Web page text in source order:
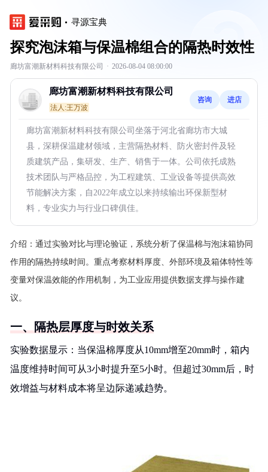
寻源宝典
探究泡沫箱与保温棉组合的隔热时效性
廊坊富潮新材料科技有限公司 · 2026-08-04 08:00:00
廊坊富潮新材料科技有限公司
法人:王万波
咨询 进店
廊坊富潮新材料科技有限公司坐落于河北省廊坊市大城
县，深耕保温建材领域，主营隔热材料、防火密封件及轻
质建筑产品，集研发、生产、销售于一体。公司依托成熟
技术团队与严格品控，为工程建筑、工业设备等提供高效
节能解决方案，自2022年成立以来持续输出环保新型材
料，专业实力与行业口碑俱佳。
介绍： 通过实验对比与理论验证，系统分析了保温棉与泡沫箱协同
作用的隔热持续时间。重点考察材料厚度、外部环境及箱体特性等
变量对保温效能的作用机制，为工业应用提供数据支撑与操作建
议。
一、隔热层厚度与时效关系
实验数据显示：当保温棉厚度从10mm增至20mm时，箱内
温度维持时间可从3小时提升至5小时。但超过30mm后，时
效增益与材料成本将呈边际递减趋势。